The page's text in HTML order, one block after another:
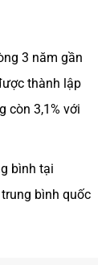
3 năm gần
thành lập
còn 3,1% với
bình tại
bình quốc